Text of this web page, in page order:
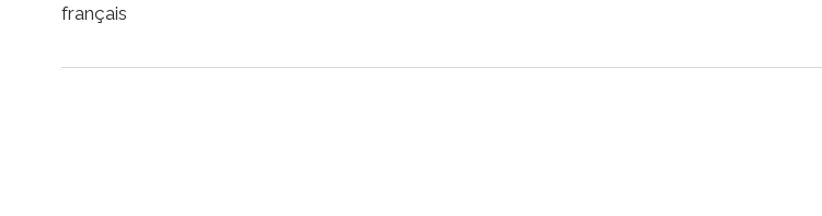
français